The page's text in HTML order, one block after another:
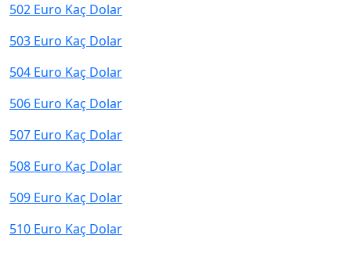
502 Euro Kaç Dolar
503 Euro Kaç Dolar
504 Euro Kaç Dolar
506 Euro Kaç Dolar
507 Euro Kaç Dolar
508 Euro Kaç Dolar
509 Euro Kaç Dolar
510 Euro Kaç Dolar